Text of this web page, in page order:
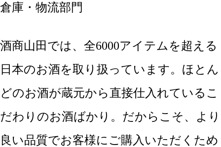
倉庫・物流部門
酒商山田では、全6000アイテムを超える
日本のお酒を取り扱っています。ほとん
どのお酒が蔵元から直接仕入れているこ
だわりのお酒ばかり。だからこそ、より
良い品質でお客様にご購入いただくため